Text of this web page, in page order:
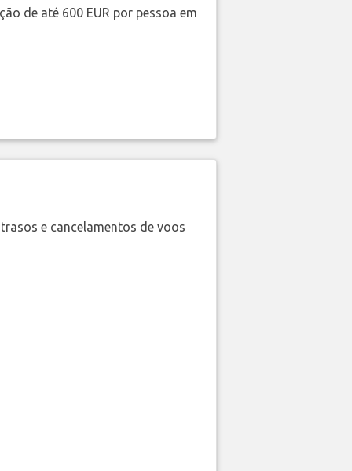
de até 600 EUR por pessoa em
e cancelamentos de voos